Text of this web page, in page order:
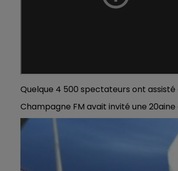
LA FAMILLE
Quelque 4 500 spectateurs ont
Champagne FM avait invité une